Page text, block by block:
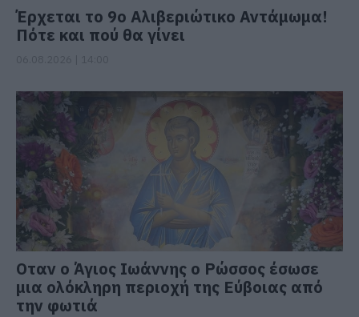
Έρχεται το 9ο Αλιβεριώτικο Αντάμωμα!
Πότε και πού θα γίνει
Οταν ο Άγιος Ιωάννης ο Ρώσσος έσωσε
μια ολόκληρη περιοχή της Εύβοιας από
την φωτιά